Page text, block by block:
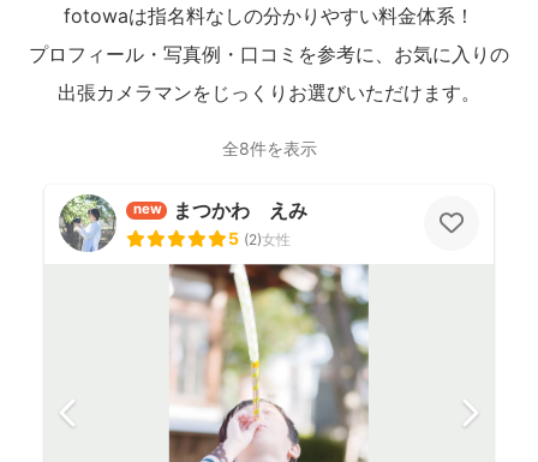
fotowaは指名料なしの分かりやすい料金体系！
プロフィール・写真例・口コミを参考に、お気に入りの
出張カメラマンをじっくりお選びいただけます。
全8件を表示
new まつかわ えみ
5 (2)女性